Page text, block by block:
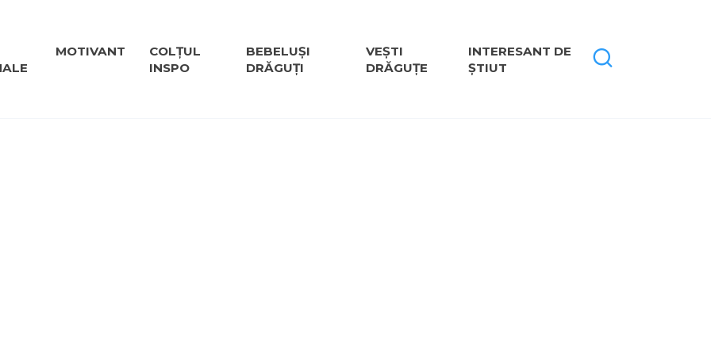
MOTIVANT
COLȚUL
INSPO
BEBELUȘI
DRĂGUȚI
VEȘTI
DRĂGUȚE
INTERESANT DE
ȘTIUT